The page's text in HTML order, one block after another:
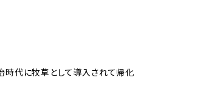
時代に牧草として導入されて帰化